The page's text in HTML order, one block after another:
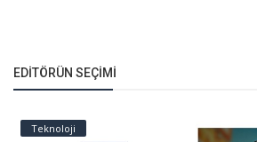
EDITÖRÜN SEÇIMI
Teknoloji